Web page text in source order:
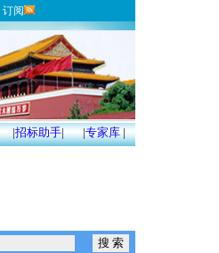
订阅
|招标助手| |专家库|